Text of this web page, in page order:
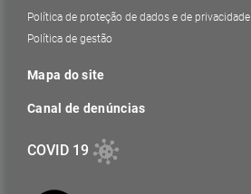
Política de proteção de dados e de privacidade
Política de gestão
Mapa do site
Canal de denúncias
COVID 19